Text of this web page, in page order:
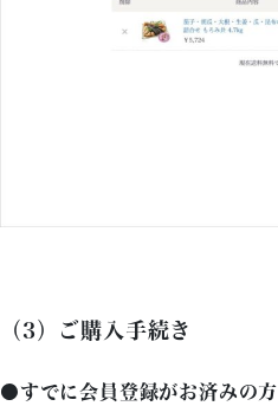
（3）ご購入手続き
●すでに会員登録がお済みの方